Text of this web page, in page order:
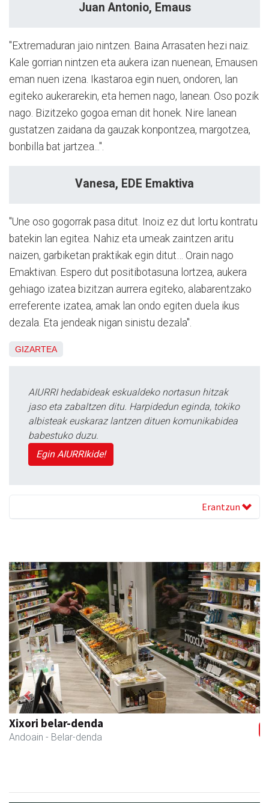
Juan Antonio, Emaus
"Extremaduran jaio nintzen. Baina Arrasaten hezi naiz.
Kale gorrian nintzen eta aukera izan nuenean, Emausen
eman nuen izena. Ikastaroa egin nuen, ondoren, lan
egiteko aukerarekin, eta hemen nago, lanean. Oso pozik
nago. Bizitzeko gogoa eman dit honek. Nire lanean
gustatzen zaidana da gauzak konpontzea, margotzea,
bonbilla bat jartzea...".
Vanesa, EDE Emaktiva
"Une oso gogorrak pasa ditut. Inoiz ez dut lortu kontratu
batekin lan egitea. Nahiz eta umeak zaintzen aritu
naizen, garbiketan praktikak egin ditut… Orain nago
Emaktivan. Espero dut positibotasuna lortzea, aukera
gehiago izatea bizitzan aurrera egiteko, alabarentzako
erreferente izatea, amak lan ondo egiten duela ikus
dezala. Eta jendeak nigan sinistu dezala".
GIZARTEA
AIURRI hedabideak eskualdeko nortasun hitzak
jaso eta zabaltzen ditu. Harpidedun eginda, tokiko
albisteak euskaraz lantzen dituen komunikabidea
babestuko duzu.
Egin AIURRIkide!
Erantzun
Xixori belar-denda
Andoain - Belar-denda
Previous Next